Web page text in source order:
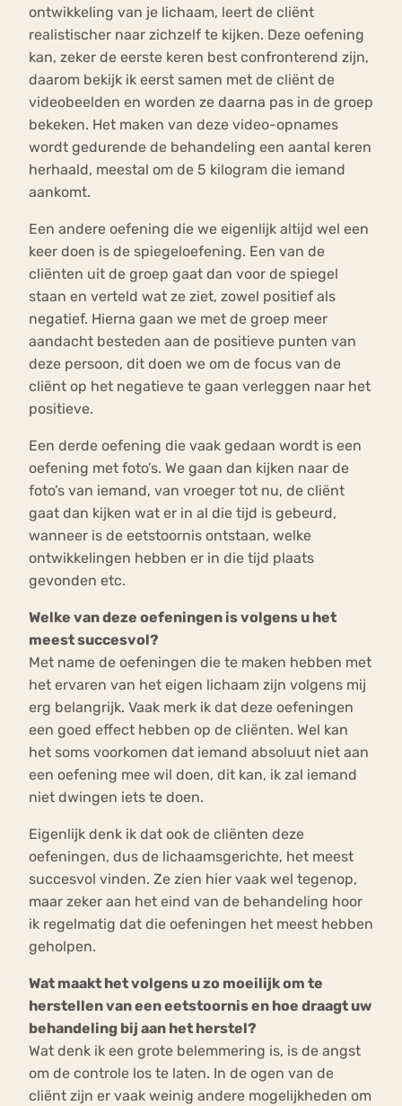
ontwikkeling van je lichaam, leert de cliënt
realistischer naar zichzelf te kijken. Deze oefening
kan, zeker de eerste keren best confronterend zijn,
daarom bekijk ik eerst samen met de cliënt de
videobeelden en worden ze daarna pas in de groep
bekeken. Het maken van deze video-opnames
wordt gedurende de behandeling een aantal keren
herhaald, meestal om de 5 kilogram die iemand
aankomt.
Een andere oefening die we eigenlijk altijd wel een
keer doen is de spiegeloefening. Een van de
cliënten uit de groep gaat dan voor de spiegel
staan en verteld wat ze ziet, zowel positief als
negatief. Hierna gaan we met de groep meer
aandacht besteden aan de positieve punten van
deze persoon, dit doen we om de focus van de
cliënt op het negatieve te gaan verleggen naar het
positieve.
Een derde oefening die vaak gedaan wordt is een
oefening met foto’s. We gaan dan kijken naar de
foto’s van iemand, van vroeger tot nu, de cliënt
gaat dan kijken wat er in al die tijd is gebeurd,
wanneer is de eetstoornis ontstaan, welke
ontwikkelingen hebben er in die tijd plaats
gevonden etc.
Welke van deze oefeningen is volgens u het
meest succesvol?
Met name de oefeningen die te maken hebben met
het ervaren van het eigen lichaam zijn volgens mij
erg belangrijk. Vaak merk ik dat deze oefeningen
een goed effect hebben op de cliënten. Wel kan
het soms voorkomen dat iemand absoluut niet aan
een oefening mee wil doen, dit kan, ik zal iemand
niet dwingen iets te doen.
Eigenlijk denk ik dat ook de cliënten deze
oefeningen, dus de lichaamsgerichte, het meest
succesvol vinden. Ze zien hier vaak wel tegenop,
maar zeker aan het eind van de behandeling hoor
ik regelmatig dat die oefeningen het meest hebben
geholpen.
Wat maakt het volgens u zo moeilijk om te
herstellen van een eetstoornis en hoe draagt uw
behandeling bij aan het herstel?
Wat denk ik een grote belemmering is, is de angst
om de controle los te laten. In de ogen van de
cliënt zijn er vaak weinig andere mogelijkheden om